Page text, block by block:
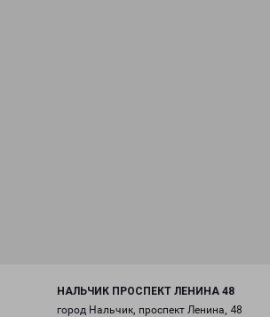
НАЛЬЧИК ПРОСПЕКТ ЛЕНИНА 48
город Нальчик, проспект Ленина, 48